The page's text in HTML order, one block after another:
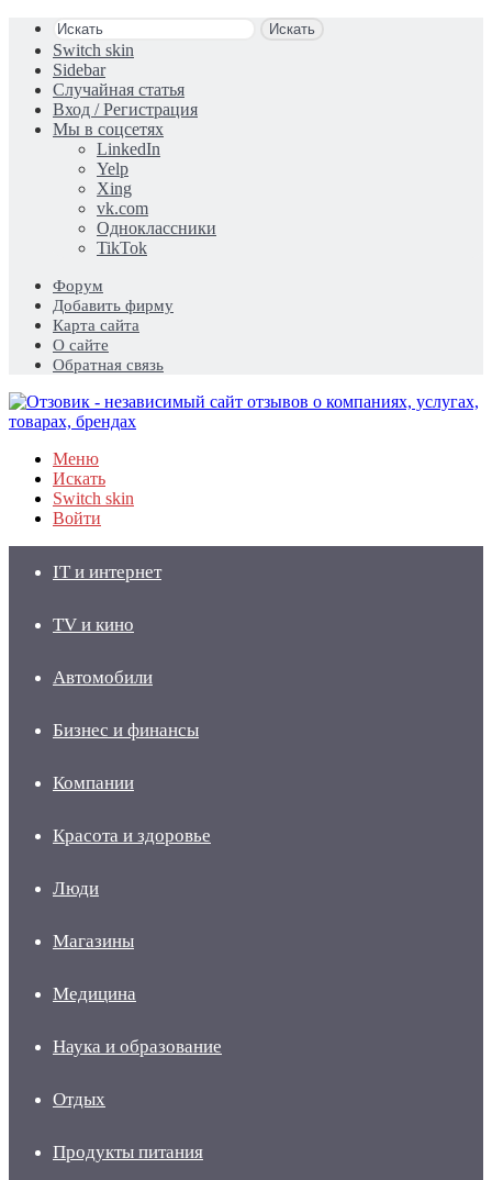
Искать
Switch skin
Sidebar
Случайная статья
Вход / Регистрация
Мы в соцсетях
LinkedIn
Yelp
Xing
vk.com
Одноклассники
TikTok
Форум
Добавить фирму
Карта сайта
О сайте
Обратная связь
Меню
Искать
Switch skin
Войти
IT и интернет
TV и кино
Автомобили
Бизнес и финансы
Компании
Красота и здоровье
Люди
Магазины
Медицина
Наука и образование
Отдых
Продукты питания